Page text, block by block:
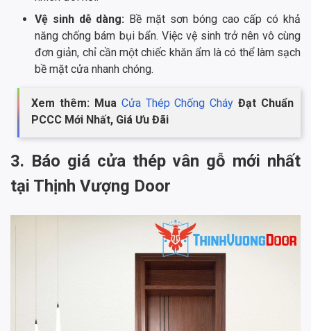
Vệ sinh dễ dàng: Bề mặt sơn bóng cao cấp có khả
năng chống bám bụi bẩn. Việc vệ sinh trở nên vô cùng
đơn giản, chỉ cần một chiếc khăn ẩm là có thể làm sạch
bề mặt cửa nhanh chóng.
Xem thêm: Mua Cửa Thép Chống Cháy Đạt Chuẩn
PCCC Mới Nhất, Giá Ưu Đãi
3. Báo giá cửa thép vân gỗ mới nhất
tại Thịnh Vượng Door